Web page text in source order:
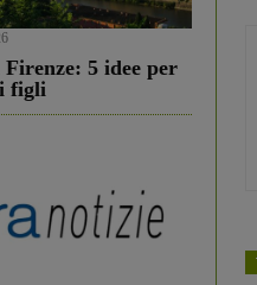
5 idee per
figli